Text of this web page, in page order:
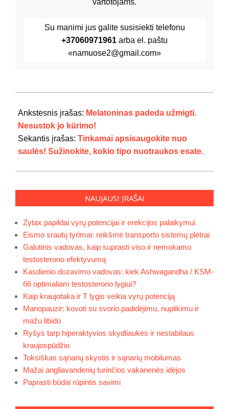
vartotojams.
Su manimi jus galite susisiekti telefonu
+37060971961 arba el. paštu
«namuose2@gmail.com»
10-
25
Ankstesnis įrašas: Melatoninas padeda užmigti.
Nesustok jo kūrimo!
Sekantis įrašas: Tinkamai apsisaugokite nuo
saulės! Sužinokite, kokio tipo nuotraukos esate.
NAUJAUSI ĮRAŠAI
Zytax papildai vyrų potencijai ir erekcijos palaikymui
Eismo srautų tyrimai: reikšmė transporto sistemų plėtrai
Galutinis vadovas, kaip suprasti viso ir nemokamo
testosterono efektyvumą
Kasdienio dozavimo vadovas: kiek Ashwagandha / KSM-
66 optimaliam testosterono lygiui?
Kaip kraujotaka ir T lygis veikia vyrų potenciją
Manopauzė: kovoti su svorio padidėjimu, nuplikimu ir
mažu libido
Ryšys tarp hiperaktyvios skydliaukės ir nestabilaus
kraujospūdžio
Toksiškas sąnarių skystis ir sąnarių mobilumas
Mažai angliavandenių turinčios vakarienės idėjos
Paprasti būdai rūpintis savimi